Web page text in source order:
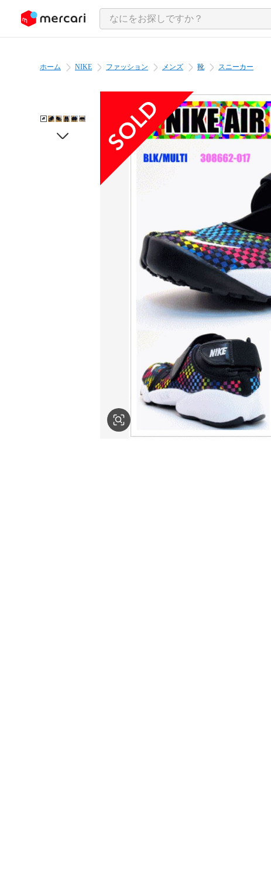
ツにスキップ
ホーム NIKE ファッション メンズ 靴 スニーカー